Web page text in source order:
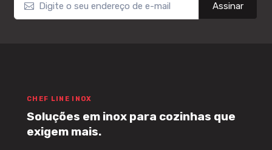
Assinar
CHEF LINE INOX
Soluções em inox para cozinhas que
exigem mais.